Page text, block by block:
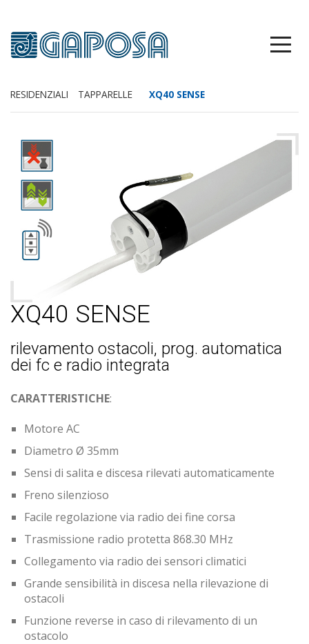
RESIDENZIALI TAPPARELLE XQ40 SENSE
XQ40 SENSE
rilevamento ostacoli, prog. automatica
dei fc e radio integrata
CARATTERISTICHE:
Motore AC
Diametro Ø 35mm
Sensi di salita e discesa rilevati automaticamente
Freno silenzioso
Facile regolazione via radio dei fine corsa
Trasmissione radio protetta 868.30 MHz
Collegamento via radio dei sensori climatici
Grande sensibilità in discesa nella rilevazione di
ostacoli
Funzione reverse in caso di rilevamento di un
ostacolo